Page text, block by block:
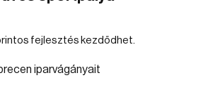
fejlesztés kezdődhet.